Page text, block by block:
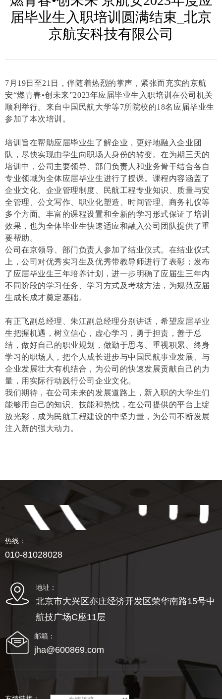
届毕业生入职培训圆满结束_北京
京航安科技有限公司
7月19日至21日，伴随着热烈的掌声，紧张而充实的京航
安“燃青春•创未来”2023年应届毕业生入职培训在公司机关
顺利举行。来自中国民航大学等7所院校的18名应届毕业生
参加了本次培训。
培训旨在帮助应届毕业生了解企业，更好地融入企业团
队，尽快实现由学生向职场人身份的转变。在为期三天的
培训中，公司主要领导、部门负责人和业务骨干结合各自
专业领域为全体应届毕业生进行了授课。课程内容涵盖了
企业文化、企业管理制度、民航工程专业知识、质量与安
全管理、公文写作、职业化塑造、时间管理、商务礼仪等
多个方面。丰富的课程设置和全新的学习形式保证了培训
效果，也为全体毕业生快速适应和融入公司团队提供了重
要帮助。
公司在京领导、部门负责人参加了结业仪式。在结业仪式
上，公司对优秀实习生及优秀带教导师进行了表彰；发布
了应届毕业生三年培养计划，进一步明确了应届生三年内
不同阶段的学习任务、学习方式及考核方法，为规范应届
生成长成才奠定基础。
有正飞副总经理、朱江副总经理分别讲话，希望应届毕业
生把握机遇，树立信心，虚心学习，勇于担责，善于总
结，做好自己的职业规划，做勤于思考、重视积累、终身
学习的职场人，把个人成长进步与中国民航事业发展、与
企业发展壮大有机结合，为公司的快速发展贡献自己的力
量，用实际行动践行公司企业文化。
我们期待，在公司未来的发展道路上，新入职的大学生们
能够用自己的知识、技能和热忱，在公司提供的平台上绽
放光彩，成为民航工程建设的中坚力量，为公司不断发展
注入新的强大动力。
热线：
010-81028028
地址：
北京市大兴区亦庄经济开发区荣华南路15号中
航技广场C座11层
邮箱：
jha@600869.com